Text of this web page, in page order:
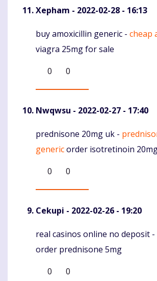
Xepham - 2022-02-28 - 16:13
Komentaras
buy amoxicillin generic - cheap
viagra 25mg for sale
0
0
Nwqwsu - 2022-02-27 - 17:40
Komentaras
prednisone 20mg uk -
genericorder isotretinoin
0
0
Cekupi - 2022-02-26 - 19:20
Komentaras
real casinos online no deposit -
order prednisone 5mg
0
0